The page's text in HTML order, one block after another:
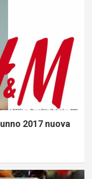
2017 nuova